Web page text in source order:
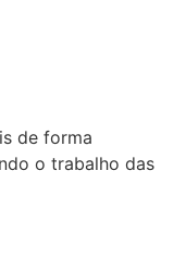
de forma
o trabalho das